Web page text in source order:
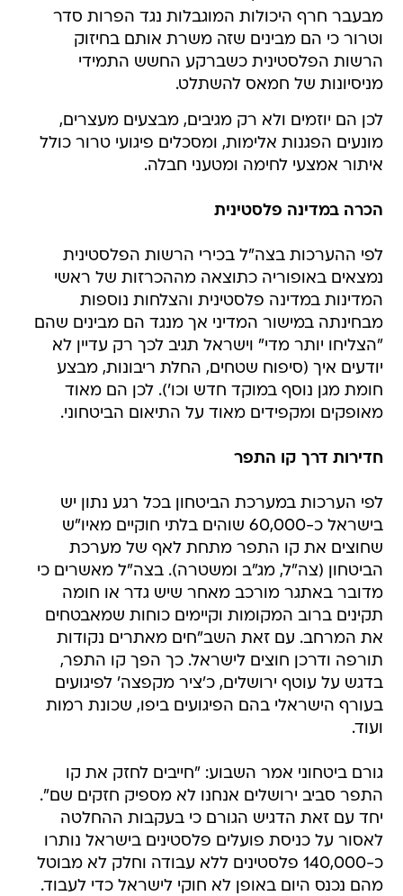
מבעבר חרף היכולות המוגבלות נגד הפרות סדר
וטרור כי הם מבינים שזה משרת אותם בחיזוק
הרשות הפלסטינית כשברקע החשש התמידי
מניסיונות של חמאס להשתלט.
לכן הם יוזמים ולא רק מגיבים, מבצעים מעצרים,
מונעים הפגנות אלימות, ומסכלים פיגועי טרור כולל
איתור אמצעי לחימה ומטעני חבלה.
הכרה במדינה פלסטינית
לפי ההערכות בצה"ל בכירי הרשות הפלסטינית
נמצאים באופוריה כתוצאה מההכרזות של ראשי
המדינות במדינה פלסטינית והצלחות נוספות
מבחינתה במישור המדיני אך מנגד הם מבינים שהם
"הצליחו יותר מדי" וישראל תגיב לכך רק עדיין לא
יודעים איך (סיפוח שטחים, החלת ריבונות, מבצע
חומת מגן נוסף במוקד חדש וכו'). לכן הם מאוד
מאופקים ומקפידים מאוד על התיאום הביטחוני.
חדירות דרך קו התפר
לפי הערכות במערכת הביטחון בכל רגע נתון יש
בישראל כ-60,000 שוהים בלתי חוקיים מאיו"ש
שחוצים את קו התפר מתחת לאף של מערכת
הביטחון (צה"ל, מג"ב ומשטרה). בצה"ל מאשרים כי
מדובר באתגר מורכב מאחר שיש גדר או חומה
תקינים ברוב המקומות וקיימים כוחות שמאבטחים
את המרחב. עם זאת השב"חים מאתרים נקודות
תורפה ודרכן חוצים לישראל. כך הפך קו התפר,
בדגש על עוטף ירושלים, כ'ציר מקפצה' לפיגועים
בעורף הישראלי בהם הפיגועים ביפו, שכונת רמות
ועוד.
גורם ביטחוני אמר השבוע: "חייבים לחזק את קו
התפר סביב ירושלים אנחנו לא מספיק חזקים שם".
יחד עם זאת הדגיש הגורם כי בעקבות ההחלטה
לאסור על כניסת פועלים פלסטינים בישראל נותרו
כ-140,000 פלסטינים ללא עבודה וחלק לא מבוטל
מהם נכנס היום באופן לא חוקי לישראל כדי לעבוד.